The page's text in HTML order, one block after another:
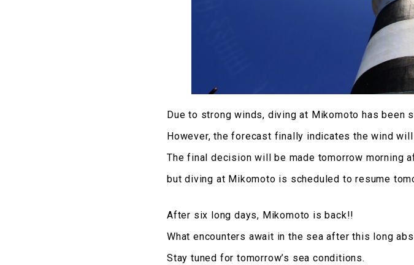
Due to strong winds, diving at Mikomoto has been
However, the forecast finally indicates the wind
The final decision will be made tomorrow morning
but diving at Mikomoto is scheduled to resume
After six long days, Mikomoto is back!!
What encounters await in the sea after this long
Stay tuned for tomorrow’s sea conditions.